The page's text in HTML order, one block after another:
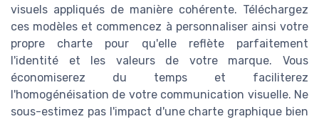
visuels appliqués de manière cohérente. Téléchargez
ces modèles et commencez à personnaliser ainsi votre
propre charte pour qu'elle reflète parfaitement
l'identité et les valeurs de votre marque. Vous
économiserez du temps et faciliterez
l'homogénéisation de votre communication visuelle. Ne
sous-estimez pas l'impact d'une charte graphique bien